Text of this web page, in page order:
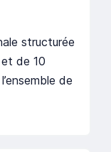
structurée
de 10
de